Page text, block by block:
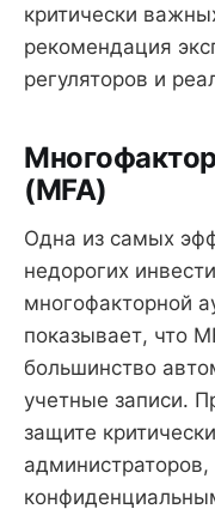
критически
рекомендация
регуляторов и
(MFA)
Одна из самых
недорогих
многофакторной
показывает, что
большинство
учетные записи.
защите